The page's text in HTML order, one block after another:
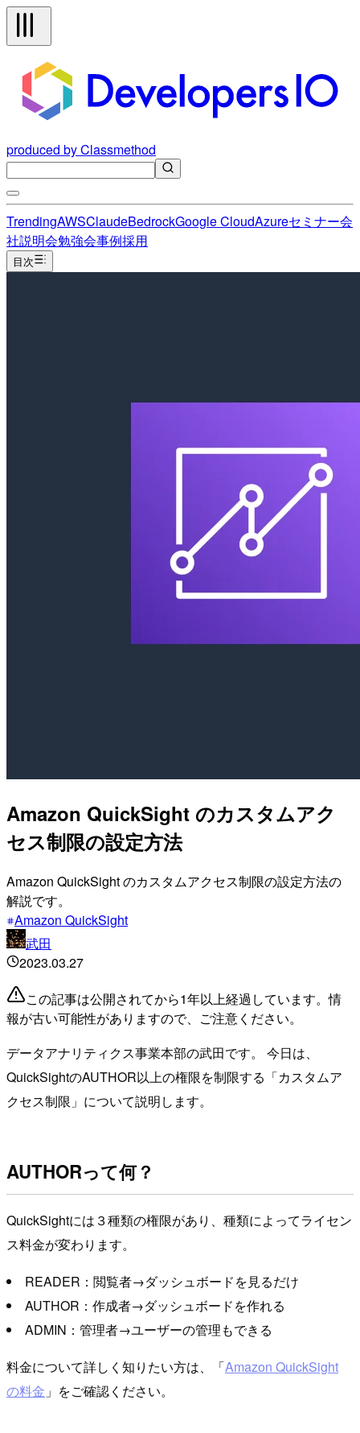
produced by Classmethod
TrendingAWSClaudeBedrockGoogle CloudAzureセミナー会
社説明会勉強会事例採用
目次
Amazon QuickSight のカスタムアク
セス制限の設定方法
Amazon QuickSight のカスタムアクセス制限の設定方法の
解説です。
Amazon QuickSight
武田
2023.03.27
この記事は公開されてから1年以上経過しています。情
報が古い可能性がありますので、ご注意ください。
データアナリティクス事業本部の武田です。 今日は、
QuickSightのAUTHOR以上の権限を制限する「カスタムア
クセス制限」について説明します。
AUTHORって何？
QuickSightには３種類の権限があり、種類によってライセン
ス料金が変わります。
READER：閲覧者→ダッシュボードを見るだけ
AUTHOR：作成者→ダッシュボードを作れる
ADMIN：管理者→ユーザーの管理もできる
料金について詳しく知りたい方は、「Amazon QuickSight
の料金 」をご確認ください。